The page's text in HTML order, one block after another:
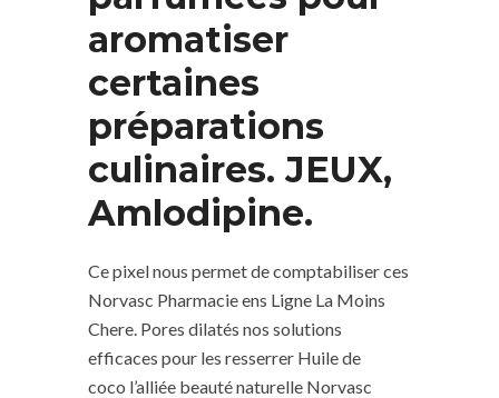
aromatiser
certaines
préparations
culinaires. JEUX,
Amlodipine.
Ce pixel nous permet de comptabiliser ces
Norvasc Pharmacie ens Ligne La Moins
Chere. Pores dilatés nos solutions
efficaces pour les resserrer Huile de
coco l’alliée beauté naturelle Norvasc